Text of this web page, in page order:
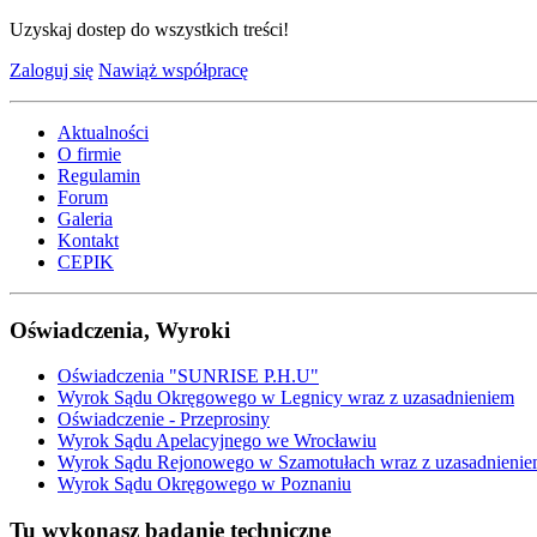
Uzyskaj dostep do wszystkich treści!
Zaloguj się Nawiąż współpracę
Aktualności
O firmie
Regulamin
Forum
Galeria
Kontakt
CEPIK
Oświadczenia, Wyroki
Oświadczenia "SUNRISE P.H.U"
Wyrok Sądu Okręgowego w Legnicy wraz z uzasadnieniem
Oświadczenie - Przeprosiny
Wyrok Sądu Apelacyjnego we Wrocławiu
Wyrok Sądu Rejonowego w Szamotułach wraz z
Wyrok Sądu Okręgowego w Poznaniu
Tu wykonasz badanie techniczne